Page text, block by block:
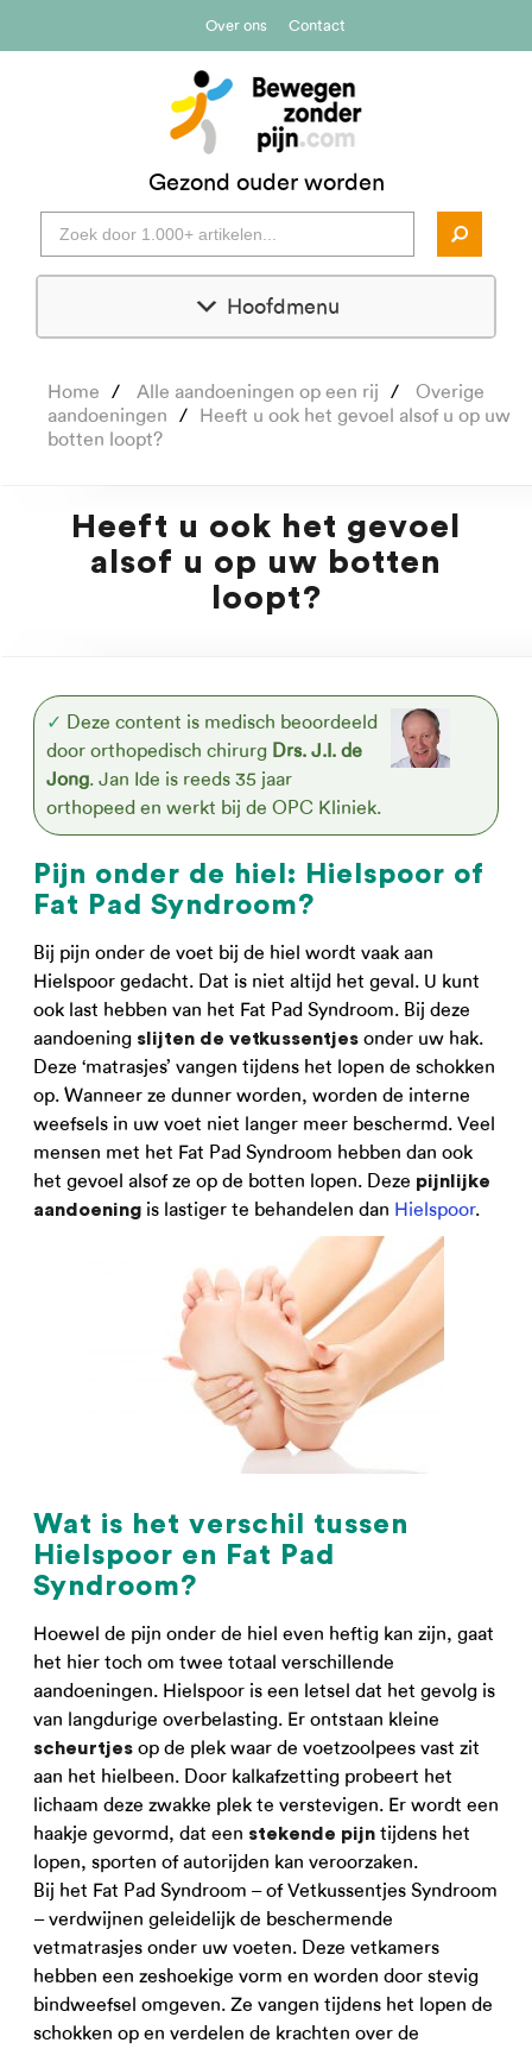
Over ons Contact
Gezond ouder worden
Hoofdmenu
Home Alle aandoeningen op een rij
Overige
aandoeningen
Heeft u ook het gevoel alsof u op uw
botten loopt?
Heeft u ook het gevoel
alsof u op uw botten
loopt?
✓ Deze content is medisch beoordeeld
door orthopedisch chirurg Drs. J.I. de
Jong. Jan Ide is reeds 35 jaar
orthopeed en werkt bij de OPC Kliniek.
Pijn onder de hiel: Hielspoor of
Fat Pad Syndroom?
Bij pijn onder de voet bij de hiel wordt vaak aan
Hielspoor gedacht. Dat is niet altijd het geval. U kunt
ook last hebben van het Fat Pad Syndroom. Bij deze
aandoening slijten de vetkussentjes onder uw hak.
Deze ‘matrasjes’ vangen tijdens het lopen de schokken
op. Wanneer ze dunner worden, worden de interne
weefsels in uw voet niet langer meer beschermd. Veel
mensen met het Fat Pad Syndroom hebben dan ook
het gevoel alsof ze op de botten lopen. Deze pijnlijke
aandoening is lastiger te behandelen dan Hielspoor.
Wat is het verschil tussen
Hielspoor en Fat Pad
Syndroom?
Hoewel de pijn onder de hiel even heftig kan zijn, gaat
het hier toch om twee totaal verschillende
aandoeningen. Hielspoor is een letsel dat het gevolg is
van langdurige overbelasting. Er ontstaan kleine
scheurtjes op de plek waar de voetzoolpees vast zit
aan het hielbeen. Door kalkafzetting probeert het
lichaam deze zwakke plek te verstevigen. Er wordt een
haakje gevormd, dat een stekende pijn tijdens het
lopen, sporten of autorijden kan veroorzaken.
Bij het Fat Pad Syndroom – of Vetkussentjes Syndroom
– verdwijnen geleidelijk de beschermende
vetmatrasjes onder uw voeten. Deze vetkamers
hebben een zeshoekige vorm en worden door stevig
bindweefsel omgeven. Ze vangen tijdens het lopen de
schokken op en verdelen de krachten over de